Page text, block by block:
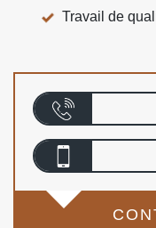
Travail de